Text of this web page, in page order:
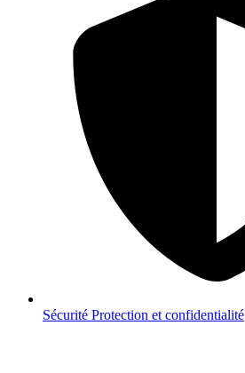
Sécurité Protection et confidentialité